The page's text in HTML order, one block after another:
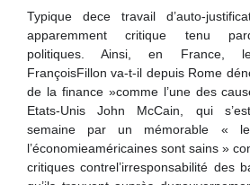
Typique dece travail d’auto-
apparemment critique tenu
politiques. Ainsi, en France,
FrançoisFillon va-t-il depuis Rome
de la finance »comme l’une des
Etats-Unis John McCain, qui
semaine par un mémorable «
l’économieaméricaines sont sains »
critiques contrel’irresponsabilité des